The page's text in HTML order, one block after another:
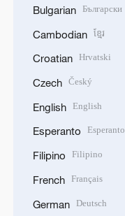
Bulgarian Български
Cambodian ខ្មែរ
Croatian Hrvatski
Czech Český
English English
Esperanto Esperanto
Filipino Filipino
French Français
German Deutsch